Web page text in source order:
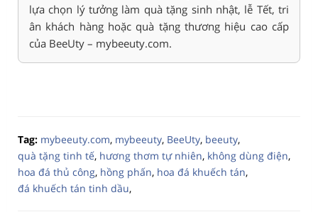
lựa chọn lý tưởng làm quà tặng sinh nhật, lễ Tết, tri
ân khách hàng hoặc quà tặng thương hiệu cao cấp
của BeeUty – mybeeuty.com.
Tag: mybeeuty.com, mybeeuty, BeeUty, beeuty,
quà tặng tinh tế, hương thơm tự nhiên, không dùng điện,
hoa đá thủ công, hồng phấn, hoa đá khuếch tán,
đá khuếch tán tinh dầu,